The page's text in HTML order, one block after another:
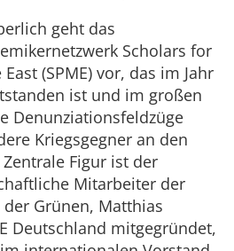
geht das
Scholars for
(SPME) vor, das im Jahr
ist und im großen
Denunziationsfeldzüge
Kriegsgegner an den
Figur ist der
Mitarbeiter der
Grünen, Matthias
Deutschland mitgegründet,